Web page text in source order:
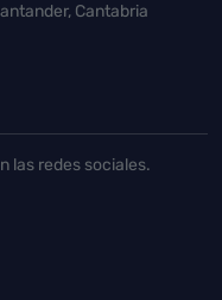
Cantabria
las redes sociales.